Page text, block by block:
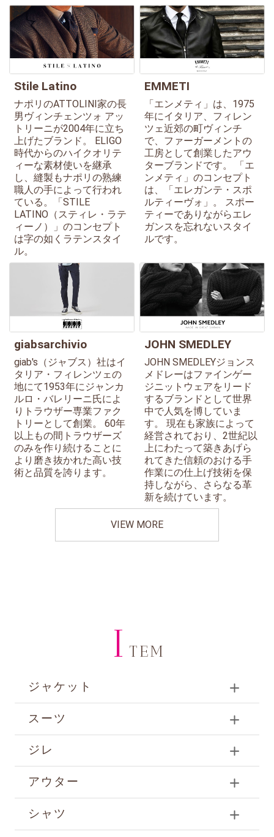
Stile Latino
ナポリのATTOLINI家の長
男ヴィンチェンツォ アッ
トリーニが2004年に立ち
上げたブランド。 ELIGO
時代からのハイクオリテ
ィーな素材使いを継承
し、縫製もナポリの熟練
職人の手によって行われ
ている。「STILE
LATINO（スティレ・ラテ
ィーノ）」のコンセプト
は字の如くラテンスタイ
ル。
EMMETI
「エンメティ」は、1975
年にイタリア、フィレン
ツェ近郊の町ヴィンチ
で、ファーガーメントの
工房として創業したアウ
ターブランドです。 「エ
ンメティ」のコンセプト
は、「エレガンテ・スポ
ルティーヴォ」。 スポー
ティーでありながらエレ
ガンスを忘れないスタイ
ルです。
giabsarchivio
giab's（ジャブス）社はイ
タリア・フィレンツェの
地にて1953年にジャンカ
ルロ・バレリーニ氏によ
りトラウザー専業ファク
トリーとして創業。 60年
以上もの間トラウザーズ
のみを作り続けることに
より磨き抜かれた高い技
術と品質を誇ります。
JOHN SMEDLEY
JOHN SMEDLEYジョンス
メドレーはファインゲー
ジニットウェアをリード
するブランドとして世界
中で人気を博していま
す。 現在も家族によって
経営されており、2世紀以
上にわたって築きあげら
れてきた信頼のおける手
作業にの仕上げ技術を保
持しながら、さらなる革
新を続けています。
VIEW MORE
I TEM
ジャケット
スーツ
ジレ
アウター
シャツ